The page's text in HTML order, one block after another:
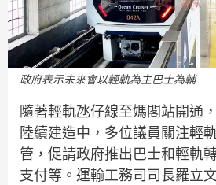
政府表示未來會以輕軌為主巴士為輔
隨著輕軌氹仔線至媽閣站開通
陸續建造中，多位議員關注輕
管，促請政府推出巴士和輕軌
支付等。運輸工務司司長羅立